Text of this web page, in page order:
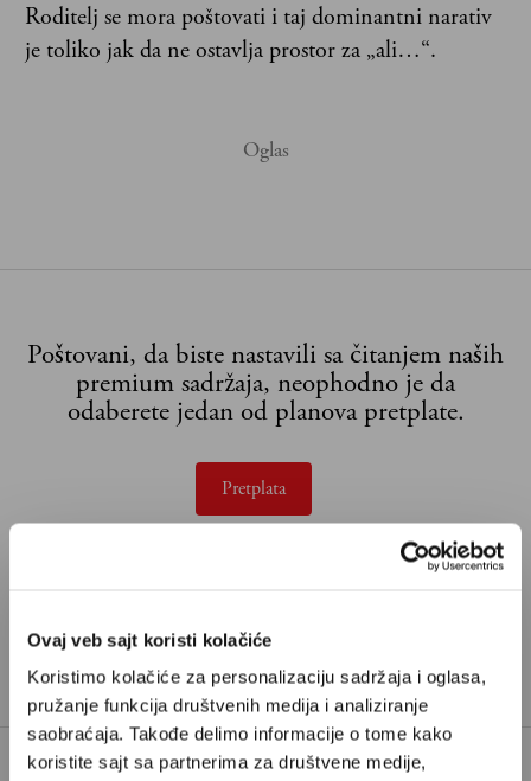
Ovaj veb sajt koristi kolačiće
Koristimo kolačiće za personalizaciju sadržaja i oglasa,
pružanje funkcija društvenih medija i analiziranje
saobraćaja. Takođe delimo informacije o tome kako
koristite sajt sa partnerima za društvene medije,
Roditelj se mora poštovati i taj dominantni narativ
je toliko jak da ne ostavlja prostor za „ali…“.
Poštovani, da biste nastavili sa čitanjem naših
premium sadržaja, neophodno je da
odaberete jedan od planova pretplate.
Pretplata
nauka u Beogradu i sistemska porodična
psihoterapeutkinja.